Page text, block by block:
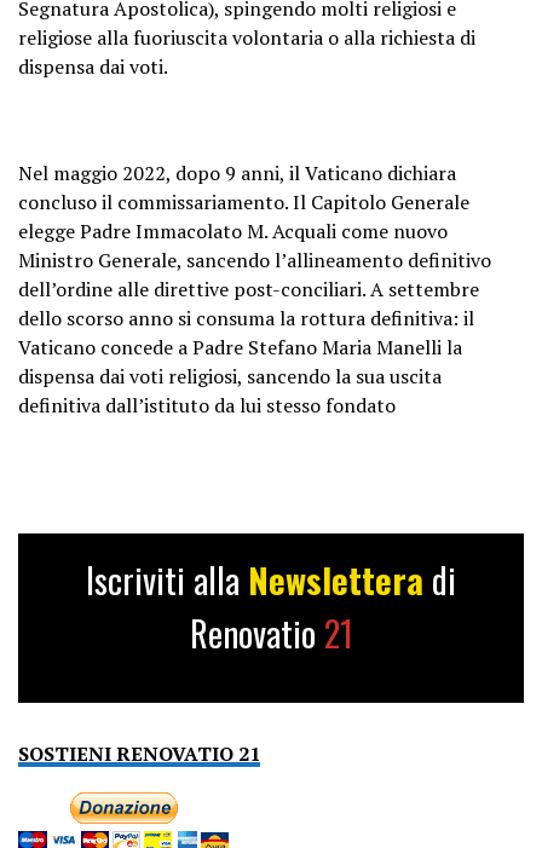
Segnatura Apostolica), spingendo molti religiosi e
religiose alla fuoriuscita volontaria o alla richiesta di
dispensa dai voti.
Nel maggio 2022, dopo 9 anni, il Vaticano dichiara
concluso il commissariamento. Il Capitolo Generale
elegge Padre Immacolato M. Acquali come nuovo
Ministro Generale, sancendo l’allineamento definitivo
dell’ordine alle direttive post-conciliari. A settembre
dello scorso anno si consuma la rottura definitiva: il
Vaticano concede a Padre Stefano Maria Manelli la
dispensa dai voti religiosi, sancendo la sua uscita
definitiva dall’istituto da lui stesso fondato
Iscriviti alla Newslettera di
Renovatio 21
SOSTIENI RENOVATIO 21